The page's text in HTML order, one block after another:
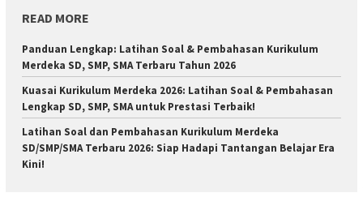
READ MORE
Panduan Lengkap: Latihan Soal & Pembahasan Kurikulum
Merdeka SD, SMP, SMA Terbaru Tahun 2026
Kuasai Kurikulum Merdeka 2026: Latihan Soal & Pembahasan
Lengkap SD, SMP, SMA untuk Prestasi Terbaik!
Latihan Soal dan Pembahasan Kurikulum Merdeka
SD/SMP/SMA Terbaru 2026: Siap Hadapi Tantangan Belajar Era
Kini!